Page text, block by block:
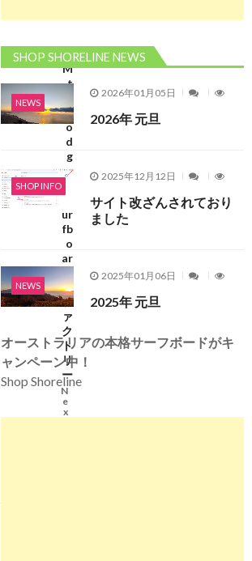
M
t
W
o
o
d
g
e
ur
fb
o
ar
d
s
フ
ァ
ク
ト
リ
ー
N
e
x
SHOP SHORELINE NEWS
NEWS
2026年01月05日
2026年 元旦
SHOP INFO
2025年12月12日
サイト改ざんされており
ました
NEWS
2025年01月06日
2025年 元旦
オーストラリアの本格サーフボードがキ
ャンペーン中！
Shop Shoreline